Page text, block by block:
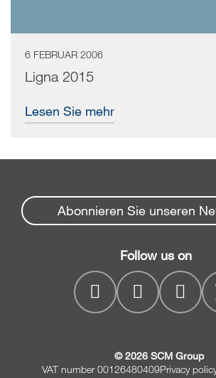
6 FEBRUAR 2006
Ligna 2015
Lesen Sie mehr
Abonnieren Sie unseren
Follow us on
© 2026 SCM Group
VAT number 00126480409Privacy